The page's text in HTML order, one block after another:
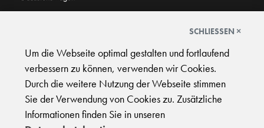
AGB|Impressum|Datenschutz|Support
SCHLIESSEN ×
Um die Webseite optimal gestalten und fortlaufend
verbessern zu können, verwenden wir Cookies.
Durch die weitere Nutzung der Webseite stimmen
Sie der Verwendung von Cookies zu. Zusätzliche
Informationen finden Sie in unseren